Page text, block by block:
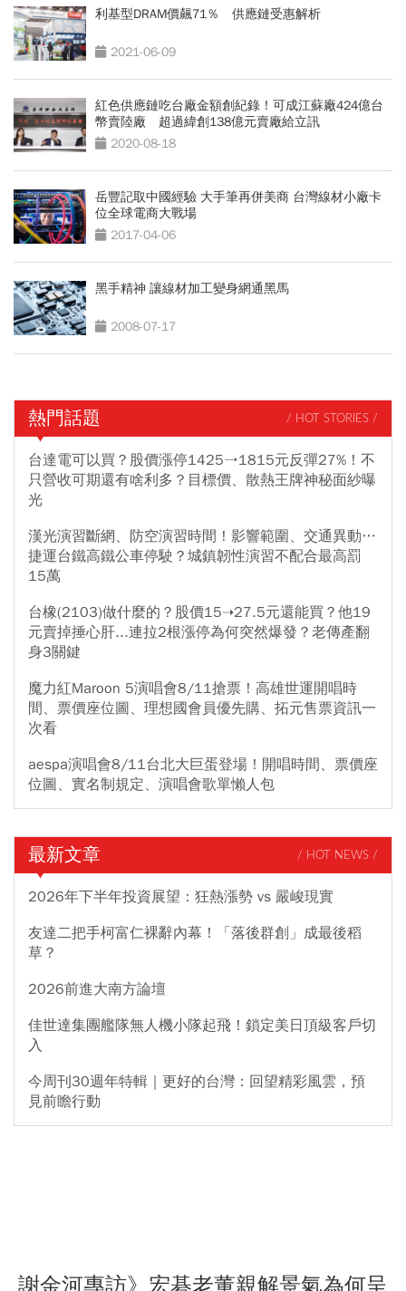
利基型DRAM價飆71％ 供應鏈受惠解析
2021-06-09
紅色供應鏈吃台廠金額創紀錄！可成江蘇廠424億台
幣賣陸廠 超過緯創138億元賣廠給立訊
2020-08-18
岳豐記取中國經驗 大手筆再併美商 台灣線材小廠卡
位全球電商大戰場
2017-04-06
黑手精神 讓線材加工變身網通黑馬
2008-07-17
熱門話題 / HOT STORIES /
台達電可以買？股價漲停1425→1815元反彈27%！不
只營收可期還有啥利多？目標價、散熱王牌神秘面紗曝
光
漢光演習斷網、防空演習時間！影響範圍、交通異動…
捷運台鐵高鐵公車停駛？城鎮韌性演習不配合最高罰
15萬
台橡(2103)做什麼的？股價15➝27.5元還能買？他19
元賣掉捶心肝...連拉2根漲停為何突然爆發？老傳產翻
身3關鍵
魔力紅Maroon 5演唱會8/11搶票！高雄世運開唱時
間、票價座位圖、理想國會員優先購、拓元售票資訊一
次看
aespa演唱會8/11台北大巨蛋登場！開唱時間、票價座
位圖、實名制規定、演唱會歌單懶人包
最新文章 / HOT NEWS /
2026年下半年投資展望：狂熱漲勢 vs 嚴峻現實
友達二把手柯富仁裸辭內幕！「落後群創」成最後稻
草？
2026前進大南方論壇
佳世達集團艦隊無人機小隊起飛！鎖定美日頂級客戶切
入
今周刊30週年特輯｜更好的台灣：回望精彩風雲，預
見前瞻行動